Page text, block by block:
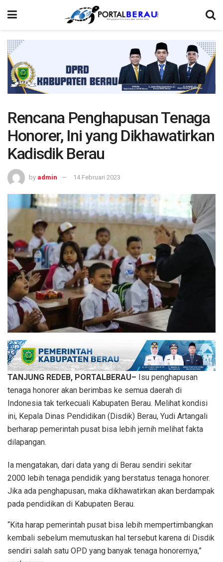
Rencana Penghapusan Tenaga
Honorer, Ini yang Dikhawatirkan
Kadisdik Berau
by admin 14 Februari 2023
TANJUNG REDEB, PORTALBERAU– Isu penghapusan
tenaga honorer akan berimbas ke semua daerah di
Indonesia tak terkecuali Kabupaten Berau. Melihat kondisi
ini, Kepala Dinas Pendidikan (Disdik) Berau, Yudi Artangali
berharap pemerintah pusat bisa lebih jernih melihat fakta
dilapangan.
Ia mengatakan, dari data yang di Berau sendiri sekitar
2000 lebih tenaga pendidik yang berstatus tenaga honorer.
Jika ada penghapusan, maka dikhawatirkan akan berdampak
pada pendidikan di Kabupaten Berau.
“Kita harap pemerintah pusat bisa lebih mempertimbangkan
kembali sebelum memutuskan hal tersebut karena di Disdik
sendiri salah satu OPD yang banyak tenaga honorernya,”